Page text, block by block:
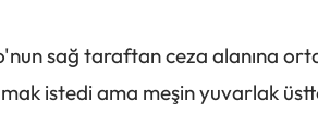
sağ taraftan ceza alanına
istedi ama meşin yuvarlak